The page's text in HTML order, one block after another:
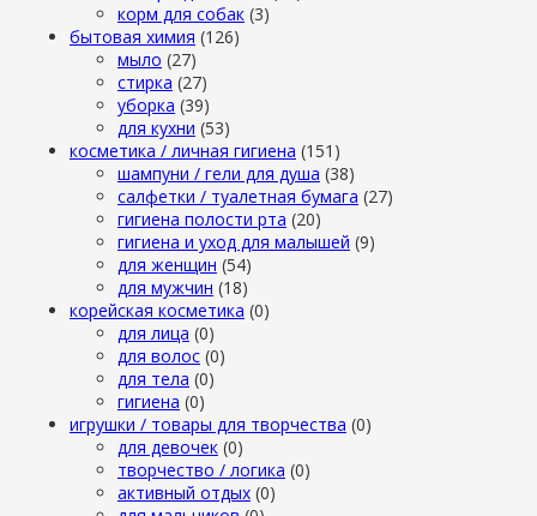
корм для собак (3)
бытовая химия (126)
мыло (27)
стирка (27)
уборка (39)
для кухни (53)
косметика / личная гигиена (151)
шампуни / гели для душа (38)
салфетки / туалетная бумага (27)
гигиена полости рта (20)
гигиена и уход для малышей (9)
для женщин (54)
для мужчин (18)
корейская косметика (0)
для лица (0)
для волос (0)
для тела (0)
гигиена (0)
игрушки / товары для творчества (0)
для девочек (0)
творчество / логика (0)
активный отдых (0)